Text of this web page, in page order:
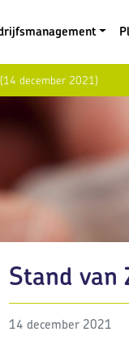
december 2021)
Stand van
14 december 2021